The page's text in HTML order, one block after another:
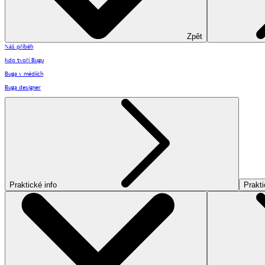
Zpět
Náš příběh
Kdo tvoří Bugu
Buga v médiích
Buga designer
Praktické info